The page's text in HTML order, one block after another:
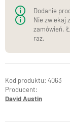
4063
Producent:
David Austin
Dodanie
Nie zwlekaj
zamówień.
raz.